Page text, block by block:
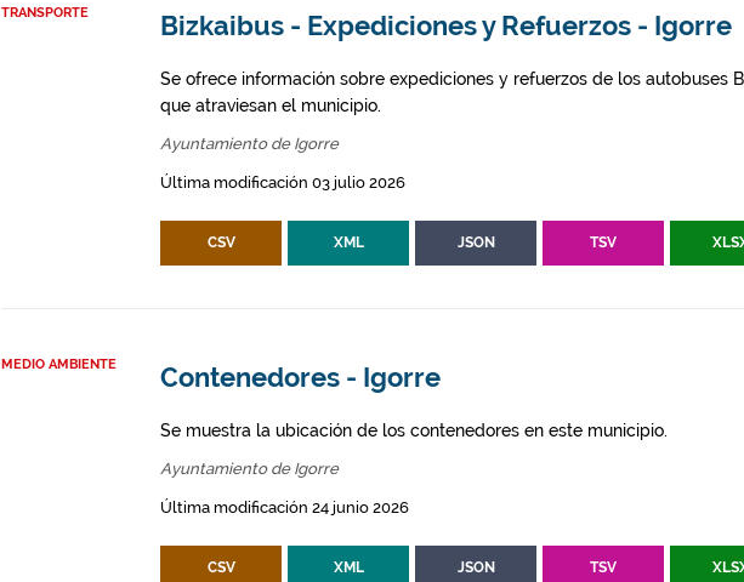
TRANSPORTE Bizkaibus - Expediciones y Refuerzos - Igorre
Se ofrece información sobre expediciones y refuerzos de los autobuses
que atraviesan el municipio.
Ayuntamiento de Igorre
Última modificación 03 julio 2026
CSV XML JSON TSV
MEDIO AMBIENTE Contenedores - Igorre
Se muestra la ubicación de los contenedores en este municipio.
Ayuntamiento de Igorre
Última modificación 24 junio 2026
CSV XML JSON TSV